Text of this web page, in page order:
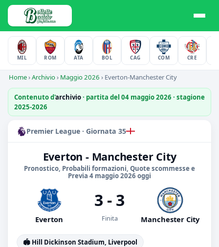
MIL ROM ATA BOL CAG COM CRE
Home›Archivio› Maggio 2026 › Everton-Manchester City
Contenuto d'archivio· partita del 04 maggio 2026 · stagione
2025-2026
Premier League · Giornata 35
Everton - Manchester City
Pronostico, Probabili formazioni, Quote scommesse e
Previa 4 maggio 2026 oggi
Everton
3 - 3
Finita Manchester City
🏟️ Hill Dickinson Stadium, Liverpool